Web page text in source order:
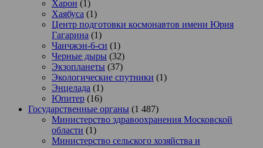
Харон (1)
Хаябуса (1)
Центр подготовки космонавтов имени Юрия
Гагарина (1)
Чанчжэн-6-си (1)
Черные дыры (32)
Экзопланеты (37)
Экологические спутники (1)
Энцелада (1)
Юпитер (16)
Государственные органы (1 487)
Министерство здравоохранения Московской
области (1)
Министерство сельского хозяйства и